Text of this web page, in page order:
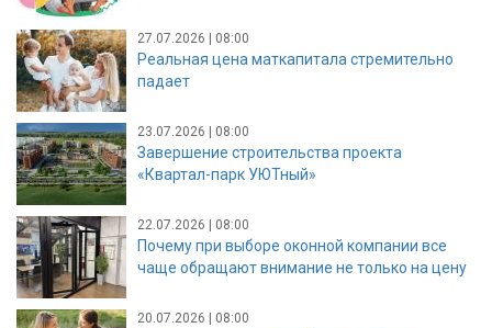
27.07.2026 | 08:00
Реальная цена маткапитала стремительно
падает
23.07.2026 | 08:00
Завершение строительства проекта
«Квартал-парк УЮТный»
22.07.2026 | 08:00
Почему при выборе оконной компании все
чаще обращают внимание не только на цену
20.07.2026 | 08:00